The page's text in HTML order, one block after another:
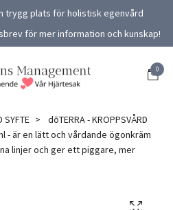
trygg plats för holistisk egenvård
för mer information och kunskap!
0
SYFTE
dōTERRA - KROPPSVÅRD
- är en lätt och vårdande ögonkräm
linjer och ger ett piggare, mer